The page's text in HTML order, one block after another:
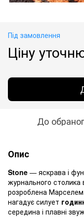
Під замовлення
Ціну
До
Опис
Stone — яскрава і
журнального столика
розроблена
нагадує силует
середина і плавні